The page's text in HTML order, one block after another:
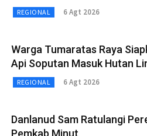
REGIONAL 6 Agt 2026
Warga Tumaratas Raya
Api Soputan Masuk Hutan
REGIONAL 6 Agt 2026
Danlanud Sam Ratulangi
Pemkab Minut